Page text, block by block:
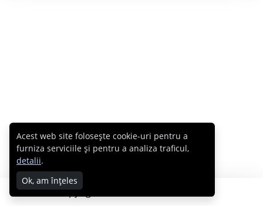
Copyright © 2007 - 2026 Cabral.ro
Acest web site folosește cookie-uri pentru a
furniza serviciile și pentru a analiza traficul,
detalii.
Ok, am înțeles